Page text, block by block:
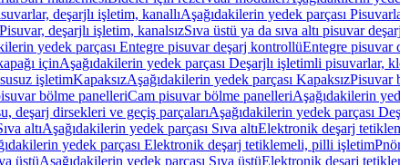
deşarjlı işletim, kanallıAşağıdakilerin yedek parçası
deşarjlı işletim, kanalsızSıva üstü ya da sıva altı pisuvar
yedek parçası Entegre pisuvar deşarj kontrollüEntegre pisuvar
içinAşağıdakilerin yedek parçası Deşarjlı işletimli pisuvarlar,
işletimKapaksızAşağıdakilerin yedek parçası KapaksızPisuvar
bölme panelleriCam pisuvar bölme panelleriAşağıdakilerin
deşarj dirsekleri ve geçiş parçalarıAşağıdakilerin yedek parçası
altıAşağıdakilerin yedek parçası Sıva altıElektronik deşarj
yedek parçası Elektronik deşarj tetiklemeli, pilli işletim
üstüAşağıdakilerin yedek parçası Sıva üstüElektronik deşarj